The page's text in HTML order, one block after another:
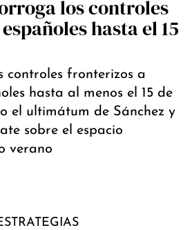
los controles
hasta el 15
controles fronterizos a
hasta al menos el 15 de
el ultimátum de Sánchez y
sobre el espacio
verano